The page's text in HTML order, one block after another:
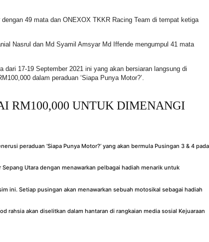
49 mata dan ONEXOX TKKR Racing Team di tempat ketiga
Nasrul dan Md Syamil Amsyar Md Iffende mengumpul 41 mata
17-19 September 2021 ini yang akan bersiaran langsung di
dalam peraduan ‘Siapa Punya Motor?’.
RM100,000 UNTUK DIMENANGI
peraduan ’Siapa Punya Motor?’ yang akan bermula Pusingan 3 & 4 pada
Utara dengan menawarkan pelbagai hadiah menarik untuk
ini. Setiap pusingan akan menawarkan sebuah motosikal sebagai hadiah
rahsia akan diselitkan dalam hantaran di rangkaian media sosial Kejuaraan